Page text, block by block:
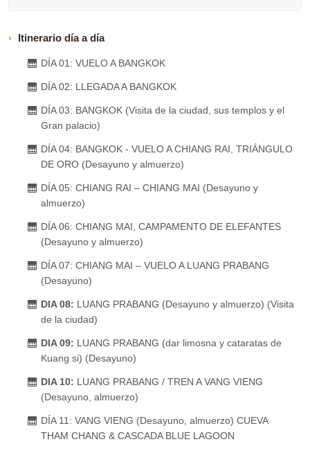
Itinerario día a día
DÍA 01: VUELO A BANGKOK
DÍA 02: LLEGADA A BANGKOK
DÍA 03: BANGKOK (Visita de la ciudad, sus templos y el
Gran palacio)
DÍA 04: BANGKOK - VUELO A CHIANG RAI, TRIÁNGULO
DE ORO (Desayuno y almuerzo)
DÍA 05: CHIANG RAI – CHIANG MAI (Desayuno y
almuerzo)
DÍA 06: CHIANG MAI, CAMPAMENTO DE ELEFANTES
(Desayuno y almuerzo)
DÍA 07: CHIANG MAI – VUELO A LUANG PRABANG
(Desayuno)
DIA 08: LUANG PRABANG (Desayuno y almuerzo) (Visita
de la ciudad)
DIA 09: LUANG PRABANG (dar limosna y cataratas de
Kuang si) (Desayuno)
DIA 10: LUANG PRABANG / TREN A VANG VIENG
(Desayuno, almuerzo)
DÍA 11: VANG VIENG (Desayuno, almuerzo) CUEVA
THAM CHANG & CASCADA BLUE LAGOON